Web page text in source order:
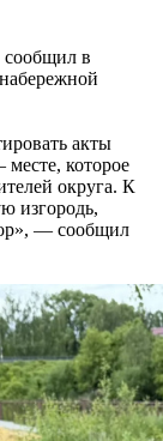
сообщил в
акты
которое
округа. К
изгородь,
— сообщил